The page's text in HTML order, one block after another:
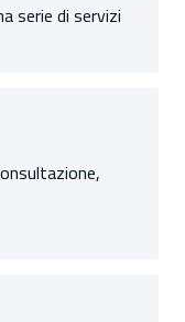
serie di servizi